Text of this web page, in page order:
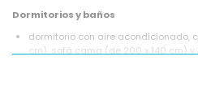
Dormitorios y baños
dormitorio con aire acondicionado,
cm), sofá cama (de 200 x 140 cm) y
dormitorio con aire